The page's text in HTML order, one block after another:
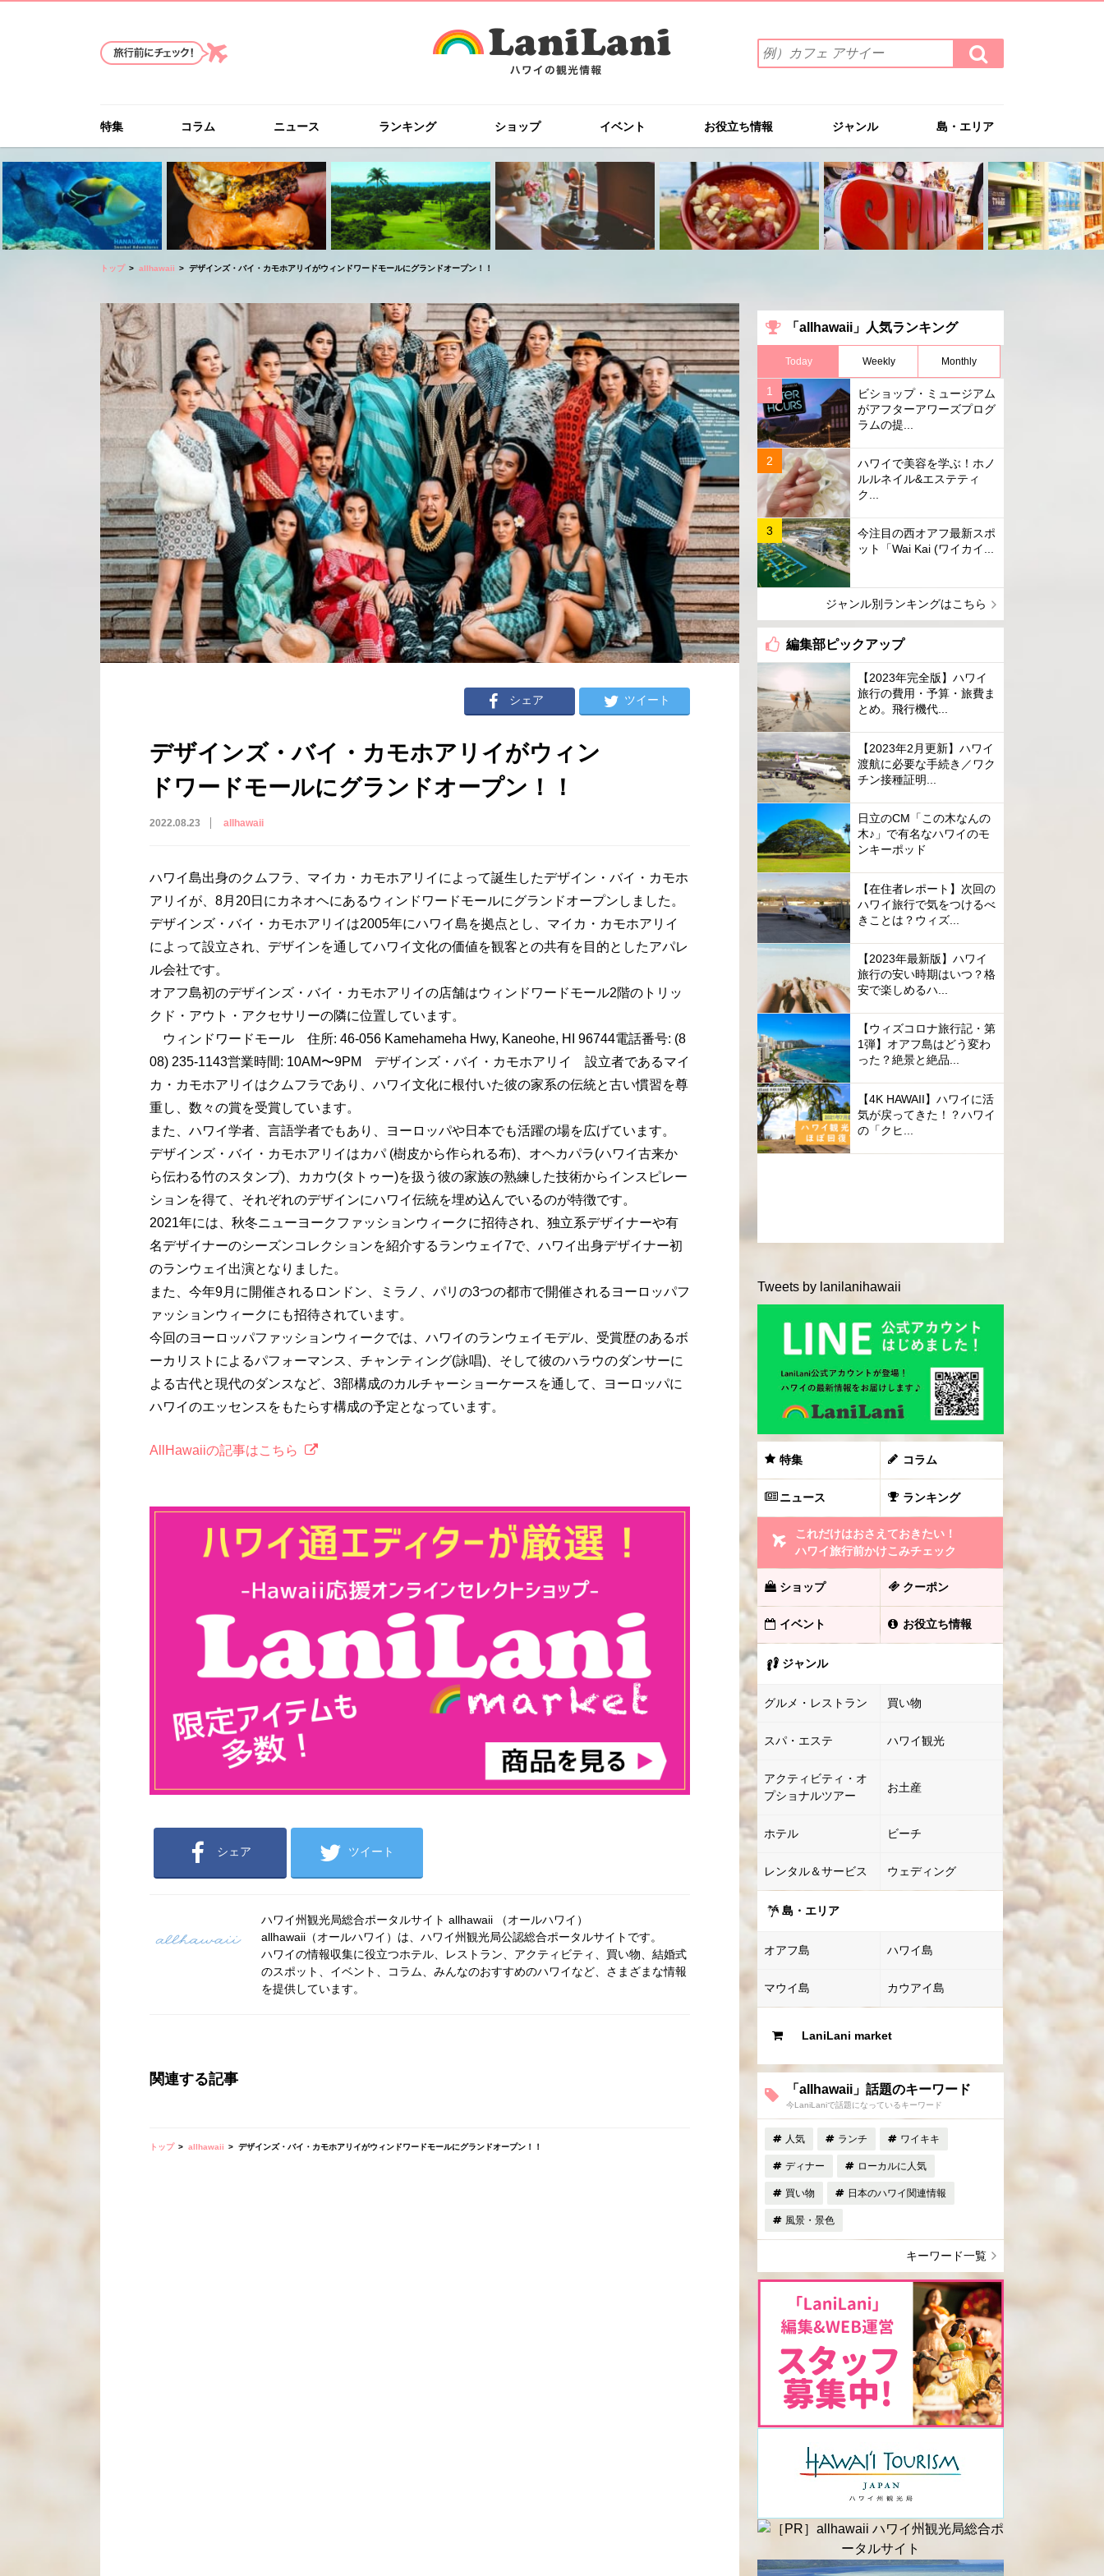
索
ワ
を
入
力
(例）
カ
フ
ェ
イ
ー
検
索
す
特集 コラム ニュース ランキング ショップ イベント お役立ち情報 ジャンル 島・エリア
トップ allhawaii デザインズ・バイ・カモホアリイがウィンドワードモールにグランドオープン！！
シェア ツイート
デザインズ・バイ・カモホアリイがウィン
ドワードモールにグランドオープン！！
2022.08.23 allhawaii
ハワイ島出身のクムフラ、マイカ・カモホアリイによって誕生したデザイン・バイ・カモホ
アリイが、8月20日にカネオヘにあるウィンドワードモールにグランドオープンしました。
デザインズ・バイ・カモホアリイは2005年にハワイ島を拠点とし、マイカ・カモホアリイ
によって設立され、デザインを通してハワイ文化の価値を観客との共有を目的としたアパレ
ル会社です。
オアフ島初のデザインズ・バイ・カモホアリイの店舗はウィンドワードモール2階のトリッ
クド・アウト・アクセサリーの隣に位置しています。
ウィンドワードモール 住所: 46-056 Kamehameha Hwy, Kaneohe, HI 96744電話番号: (8
08) 235-1143営業時間: 10AM〜9PM デザインズ・バイ・カモホアリイ 設立者であるマイ
カ・カモホアリイはクムフラであり、ハワイ文化に根付いた彼の家系の伝統と古い慣習を尊
重し、数々の賞を受賞しています。
また、ハワイ学者、言語学者でもあり、ヨーロッパや日本でも活躍の場を広げています。
デザインズ・バイ・カモホアリイはカパ (樹皮から作られる布)、オヘカパラ(ハワイ古来か
ら伝わる竹のスタンプ)、カカウ(タトゥー)を扱う彼の家族の熟練した技術からインスピレー
ションを得て、それぞれのデザインにハワイ伝統を埋め込んでいるのが特徴です。
2021年には、秋冬ニューヨークファッションウィークに招待され、独立系デザイナーや有
名デザイナーのシーズンコレクションを紹介するランウェイ7で、ハワイ出身デザイナー初
のランウェイ出演となりました。
また、今年9月に開催されるロンドン、ミラノ、パリの3つの都市で開催されるヨーロッパフ
ァッションウィークにも招待されています。
今回のヨーロッパファッションウィークでは、ハワイのランウェイモデル、受賞歴のあるボ
ーカリストによるパフォーマンス、チャンティング(詠唱)、そして彼のハラウのダンサーに
よる古代と現代のダンスなど、3部構成のカルチャーショーケースを通して、ヨーロッパに
ハワイのエッセンスをもたらす構成の予定となっています。
AllHawaiiの記事はこちら
シェア ツイート
ハワイ州観光局総合ポータルサイト allhawaii （オールハワイ）
allhawaii（オールハワイ）は、ハワイ州観光局公認総合ポータルサイトです。
ハワイの情報収集に役立つホテル、レストラン、アクティビティ、買い物、結婚式
のスポット、イベント、コラム、みんなのおすすめのハワイなど、さまざまな情報
を提供しています。
関連する記事
トップ allhawaii デザインズ・バイ・カモホアリイがウィンドワードモールにグランドオープン！！
「allhawaii」人気ランキング
Today Weekly Monthly
ビショップ・ミュージアム
がアフターアワーズプログ
ラムの提...
ハワイで美容を学ぶ！ホノ
ルルネイル&エステティ
ク...
今注目の西オアフ最新スポ
ット「Wai Kai (ワイカイ...
ジャンル別ランキングはこちら
編集部ピックアップ
【2023年完全版】ハワイ
旅行の費用・予算・旅費ま
とめ。飛行機代...
【2023年2月更新】ハワイ
渡航に必要な手続き／ワク
チン接種証明...
日立のCM「この木なんの
木♪」で有名なハワイのモ
ンキーポッド
【在住者レポート】次回の
ハワイ旅行で気をつけるべ
きことは？ウィズ...
【2023年最新版】ハワイ
旅行の安い時期はいつ？格
安で楽しめるハ...
【ウィズコロナ旅行記・第
1弾】オアフ島はどう変わ
った？絶景と絶品...
【4K HAWAII】ハワイに活
気が戻ってきた！？ハワイ
の「クヒ...
Tweets by lanilanihawaii
特集 コラム
ニュース ランキング
これだけはおさえておきたい！
ハワイ旅行前かけこみチェック
ショップ クーポン
イベント お役立ち情報
ジャンル
グルメ・レストラン 買い物
スパ・エステ ハワイ観光
アクティビティ・オ
プショナルツアー
お土産
ホテル ビーチ
レンタル＆サービス ウェディング
島・エリア
オアフ島 ハワイ島
マウイ島 カウアイ島
LaniLani market
「allhawaii」話題のキーワード
今LaniLaniで話題になっているキーワード
人気 ランチ ワイキキ
ディナー ローカルに人気
買い物 日本のハワイ関連情報
風景・景色
キーワード一覧